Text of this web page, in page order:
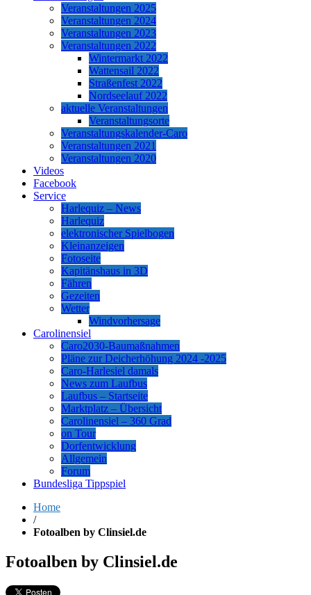
Veranstaltungen 2025
Veranstaltungen 2024
Veranstaltungen 2023
Veranstaltungen 2022
Wintermarkt 2022
Wattensail 2022
Straßenfest 2022
Nordseelauf 2022
aktuelle Veranstaltungen
Veranstaltungsorte
Veranstaltungskalender-Caro
Veranstaltungen 2021
Veranstaltungen 2020
Videos
Facebook
Service
Harlequiz – News
Harlequiz
elektronischer Spielbogen
Kleinanzeigen
Fotoseite
Kapitänshaus in 3D
Fähren
Gezeiten
Wetter
Windvorhersage
Carolinensiel
Caro2030-Baumaßnahmen
Pläne zur Deicherhöhung 2024 -2025
Caro-Harlesiel damals
News zum Laufbus
Laufbus – Startseite
Marktplatz – Übersicht
Carolinensiel – 360 Grad
on Tour
Dorfentwicklung
Allgemein
Forum
Bundesliga Tippspiel
Home
/
Fotoalben by Clinsiel.de
Fotoalben by Clinsiel.de